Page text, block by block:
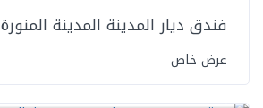
فندق ديار المدينة المدينة المنورة
عرض خاص